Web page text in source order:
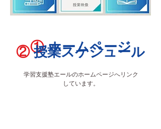
①ホームページ
②授業スケジュール
学習支援塾エールのホームページへリンク
しています。